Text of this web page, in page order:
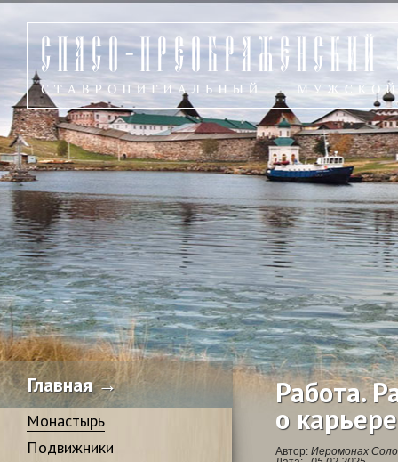
Главная →
Монастырь
Подвижники
Работа.
о карьере
Автор: Иеромонах